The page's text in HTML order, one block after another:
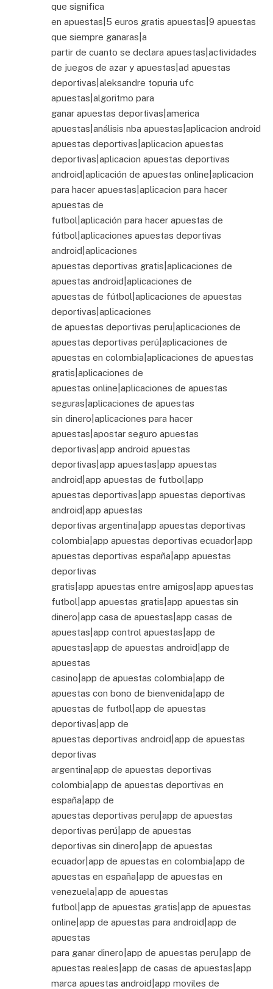
que significa
en apuestas|5 euros gratis apuestas|9 apuestas
que siempre ganaras|a
partir de cuanto se declara apuestas|actividades
de juegos de azar y apuestas|ad apuestas
deportivas|aleksandre topuria ufc
apuestas|algoritmo para
ganar apuestas deportivas|america
apuestas|análisis nba apuestas|aplicacion android
apuestas deportivas|aplicacion apuestas
deportivas|aplicacion apuestas deportivas
android|aplicación de apuestas online|aplicacion
para hacer apuestas|aplicacion para hacer
apuestas de
futbol|aplicación para hacer apuestas de
fútbol|aplicaciones apuestas deportivas
android|aplicaciones
apuestas deportivas gratis|aplicaciones de
apuestas android|aplicaciones de
apuestas de fútbol|aplicaciones de apuestas
deportivas|aplicaciones
de apuestas deportivas peru|aplicaciones de
apuestas deportivas perú|aplicaciones de
apuestas en colombia|aplicaciones de apuestas
gratis|aplicaciones de
apuestas online|aplicaciones de apuestas
seguras|aplicaciones de apuestas
sin dinero|aplicaciones para hacer
apuestas|apostar seguro apuestas
deportivas|app android apuestas
deportivas|app apuestas|app apuestas
android|app apuestas de futbol|app
apuestas deportivas|app apuestas deportivas
android|app apuestas
deportivas argentina|app apuestas deportivas
colombia|app apuestas deportivas ecuador|app
apuestas deportivas españa|app apuestas
deportivas
gratis|app apuestas entre amigos|app apuestas
futbol|app apuestas gratis|app apuestas sin
dinero|app casa de apuestas|app casas de
apuestas|app control apuestas|app de
apuestas|app de apuestas android|app de
apuestas
casino|app de apuestas colombia|app de
apuestas con bono de bienvenida|app de
apuestas de futbol|app de apuestas
deportivas|app de
apuestas deportivas android|app de apuestas
deportivas
argentina|app de apuestas deportivas
colombia|app de apuestas deportivas en
españa|app de
apuestas deportivas peru|app de apuestas
deportivas perú|app de apuestas
deportivas sin dinero|app de apuestas
ecuador|app de apuestas en colombia|app de
apuestas en españa|app de apuestas en
venezuela|app de apuestas
futbol|app de apuestas gratis|app de apuestas
online|app de apuestas para android|app de
apuestas
para ganar dinero|app de apuestas peru|app de
apuestas reales|app de casas de apuestas|app
marca apuestas android|app moviles de